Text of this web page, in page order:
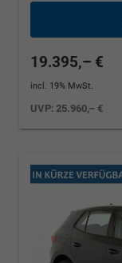
19.395,– €
incl. 19% MwSt.
UVP:25.960,– €